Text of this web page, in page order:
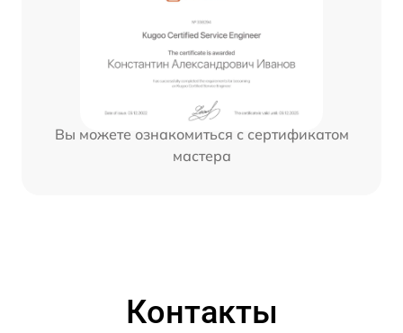
Вы можете ознакомиться с сертификатом
мастера
Контакты